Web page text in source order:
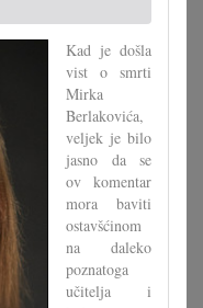
Kad je došla
vist o smrti
Mirka
Berlakovića,
veljek je bilo
jasno da se
ov komentar
mora baviti
ostavšćinom
na daleko
poznatoga
učitelja i